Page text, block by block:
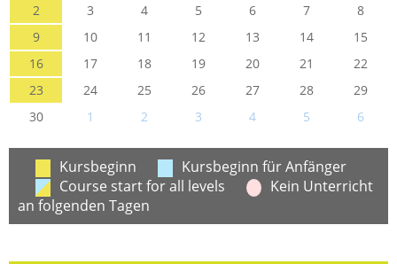
2
3 4 5 6 7
8
9
10 11 12 13 14
15
16
17 18 19 20 21
22
23
24 25 26 27 28
29
30
1 2 3 4 5 6
Kursbeginn
Kursbeginn für Anfänger
Course start for all levels
Kein Unterricht
an folgenden Tagen